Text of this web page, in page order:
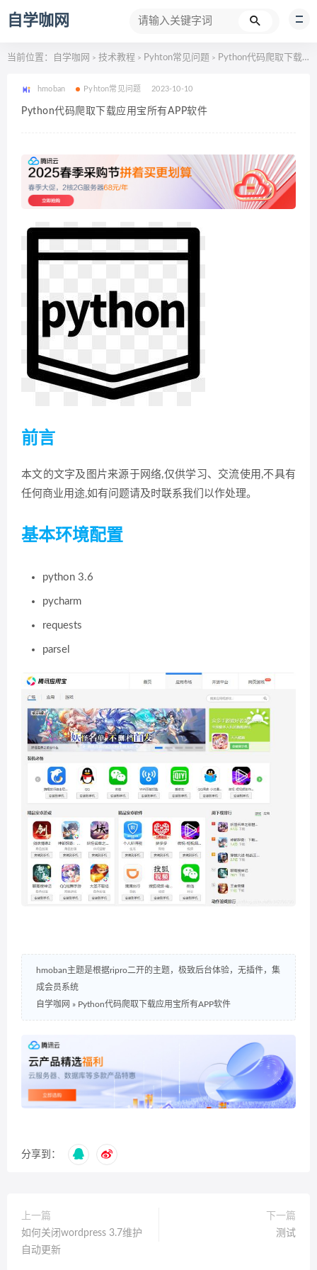
自学咖网
当前位置： 自学咖网 > 技术教程 > Pyhton常见问题 > Python代码爬取下载应用宝所有APP软件
hmoban Pyhton常见问题 2023-10-10
Python代码爬取下载应用宝所有APP软件
前言
本文的文字及图片来源于网络,仅供学习、交流使用,不具有
任何商业用途,如有问题请及时联系我们以作处理。
基本环境配置
python 3.6
pycharm
requests
parsel
hmoban主题是根据ripro二开的主题，极致后台体验，无插件，集
成会员系统
自学咖网 » Python代码爬取下载应用宝所有APP软件
分享到：
上一篇
如何关闭wordpress 3.7维护
自动更新
下一篇
测试